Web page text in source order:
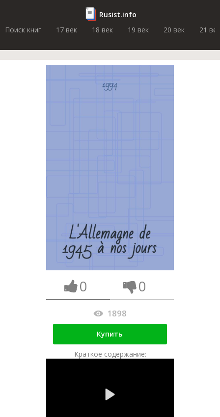
Rusist.info
Поиск книг
17 век 18 век 19 век 20 век 21 век
0 0
1898
Купить
Краткое содержание: